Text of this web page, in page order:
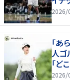
2026/
「あ
人ゴ
「ど
2026/